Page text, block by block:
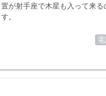
置が射手座で木星も入って来
す。